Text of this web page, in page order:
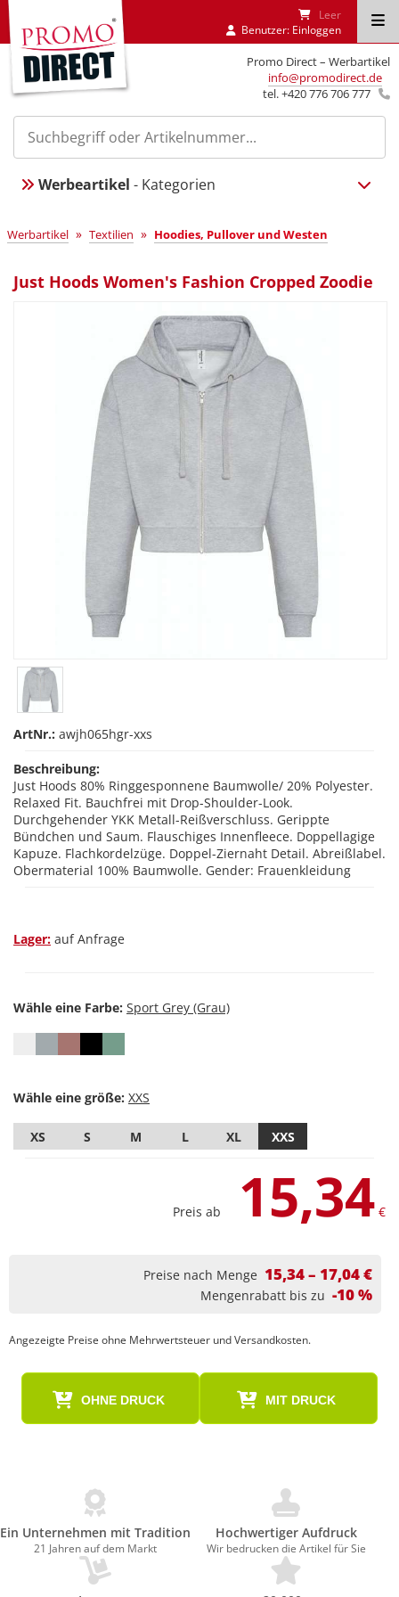
Promo Direct – Werbartikel
info@promodirect.de
tel. +420 776 706 777
Leer
Benutzer: Einloggen
Werbeartikel - Kategorien
Werbartikel » Textilien » Hoodies, Pullover und Westen
Just Hoods Women's Fashion Cropped Zoodie
ArtNr.: awjh065hgr-xxs
Beschreibung:
Just Hoods 80% Ringgesponnene Baumwolle/ 20% Polyester.
Relaxed Fit. Bauchfrei mit Drop-Shoulder-Look.
Durchgehender YKK Metall-Reißverschluss. Gerippte
Bündchen und Saum. Flauschiges Innenfleece. Doppellagige
Kapuze. Flachkordelzüge. Doppel-Ziernaht Detail. Abreißlabel.
Obermaterial 100% Baumwolle. Gender: Frauenkleidung
Lager: auf Anfrage
Wähle eine Farbe:
Wähle eine größe:
XS S M L XL XXS
Preis ab 15,34 €
Preise nach Menge 15,34 – 17,04 €
Mengenrabatt bis zu -10 %
Angezeigte Preise ohne Mehrwertsteuer und Versandkosten.
OHNE DRUCK MIT DRUCK
Ein Unternehmen mit Tradition
21 Jahren auf dem Markt
Hochwertiger Aufdruck
Wir bedrucken die Artikel für Sie